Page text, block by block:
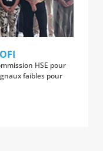
HSE pour
faibles pour